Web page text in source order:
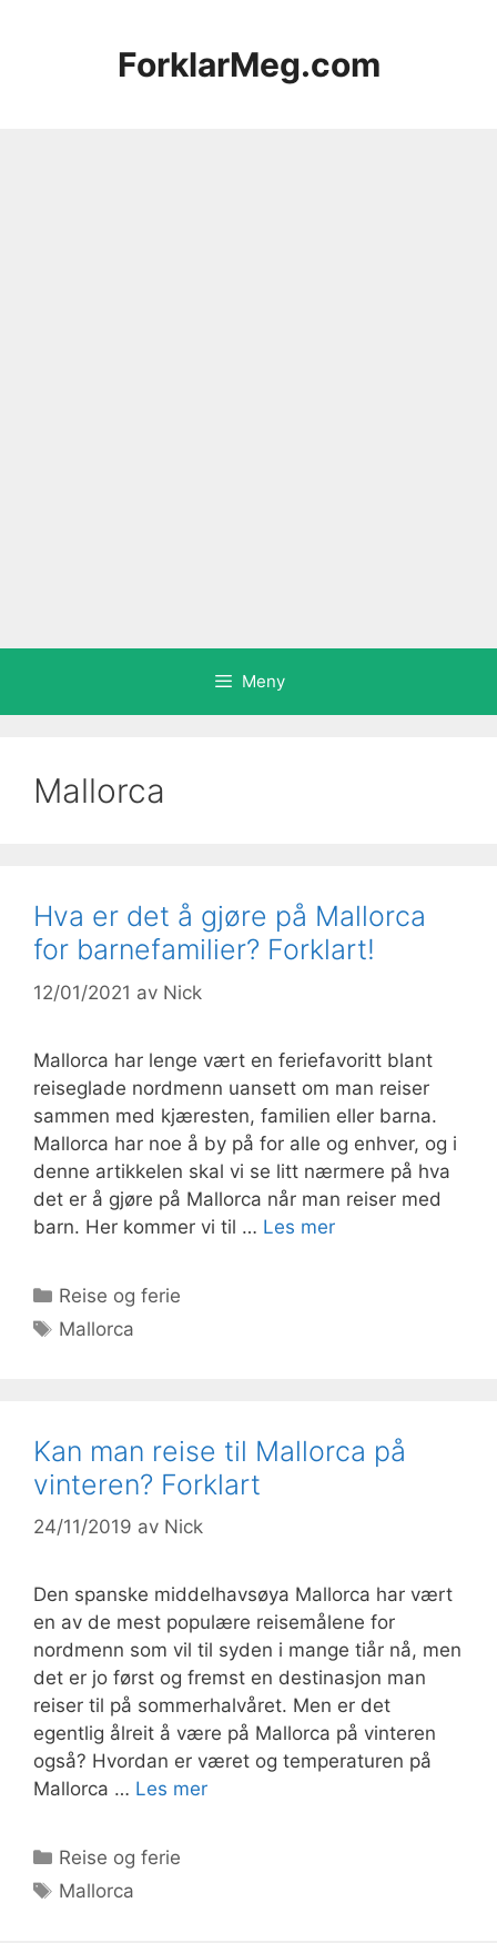
ForklarMeg.com
Meny
Mallorca
Hva er det å gjøre på Mallorca
for barnefamilier? Forklart!
12/01/2021 av Nick
Mallorca har lenge vært en feriefavoritt blant
reiseglade nordmenn uansett om man reiser
sammen med kjæresten, familien eller barna.
Mallorca har noe å by på for alle og enhver, og i
denne artikkelen skal vi se litt nærmere på hva
det er å gjøre på Mallorca når man reiser med
barn. Her kommer vi til … Les mer
Kategorier
Reise og ferie
Stikkord
Mallorca
Kan man reise til Mallorca på
vinteren? Forklart
24/11/2019 av Nick
Den spanske middelhavsøya Mallorca har vært
en av de mest populære reisemålene for
nordmenn som vil til syden i mange tiår nå, men
det er jo først og fremst en destinasjon man
reiser til på sommerhalvåret. Men er det
egentlig ålreit å være på Mallorca på vinteren
også? Hvordan er været og temperaturen på
Mallorca … Les mer
Kategorier
Reise og ferie
Stikkord
Mallorca